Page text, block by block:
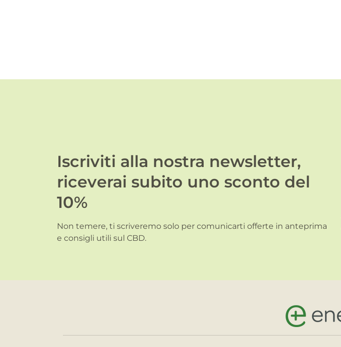
Iscriviti alla nostra newsletter,
riceverai subito uno sconto del
10%
Non temere, ti scriveremo solo per comunicarti offerte in anteprima
e consigli utili sul CBD.